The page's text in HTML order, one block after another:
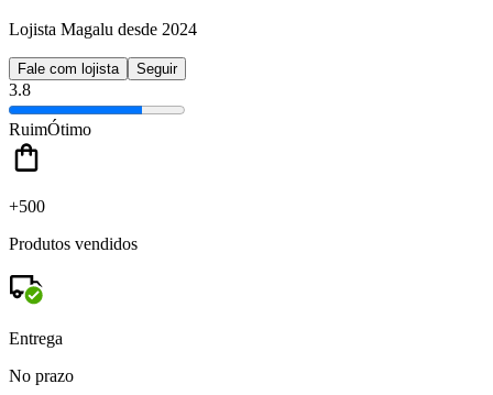
Lojista Magalu desde 2024
Fale com lojista Seguir
3.8
RuimÓtimo
+500
Produtos vendidos
Entrega
No prazo